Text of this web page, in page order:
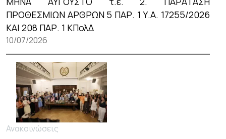
ΠΡΟΘΕΣΜΙΩΝ ΑΡΘΡΩΝ 5 ΠΑΡ. 1 Υ.Α. 17255/2026
ΚΑΙ 208 ΠΑΡ. 1 ΚΠολΔ
10/07/2026
Ανακοινώσεις